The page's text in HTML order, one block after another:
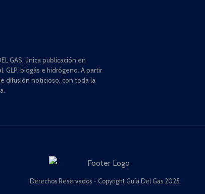
GAS, única publicación en
GLP, biogás e hidrógeno. A partir
difusión noticioso, con toda la
Derechos Reservados - Copyright Guía Del Gas 2025